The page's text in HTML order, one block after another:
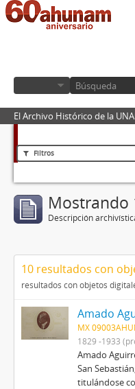
El Archivo Histórico de la
Filtros
Mostrando
Descripción
10 resultados con
resultados con objetos
Amado
MX
1829 -1933
Amado
San
titulándose